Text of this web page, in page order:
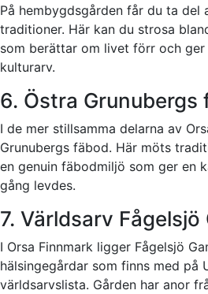
På hembygdsgården får du ta del
traditioner. Här kan du strosa
som berättar om livet förr och
kulturarv.
6. Östra Grunubergs
I de mer stillsamma delarna av
Grunubergs fäbod. Här möts
en genuin fäbodmiljö som ger en
gång levdes.
7. Världsarv Fågelsjö
I Orsa Finnmark ligger Fågelsjö
hälsingegårdar som finns med på
världsarvslista. Gården har anor